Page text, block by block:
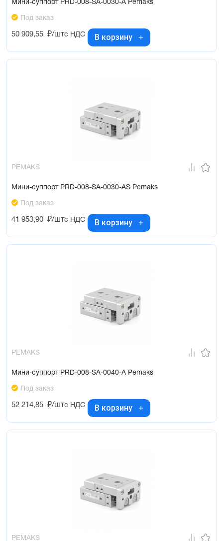
Мини-суппорт PRD-008-SA-0030-A Pemaks
Под заказ
50 909,55 ₽/штс НДС В корзину
PEMAKS
Мини-суппорт PRD-008-SA-0030-AS Pemaks
Под заказ
41 953,90 ₽/штс НДС В корзину
PEMAKS
Мини-суппорт PRD-008-SA-0040-A Pemaks
Под заказ
52 214,85 ₽/штс НДС В корзину
PEMAKS